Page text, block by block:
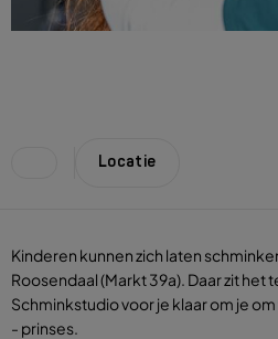
Locatie
Kinderen kunnen zich laten
Roosendaal (Markt 39a). Daar zit het
Schminkstudio voor je klaar om je
- prinses.